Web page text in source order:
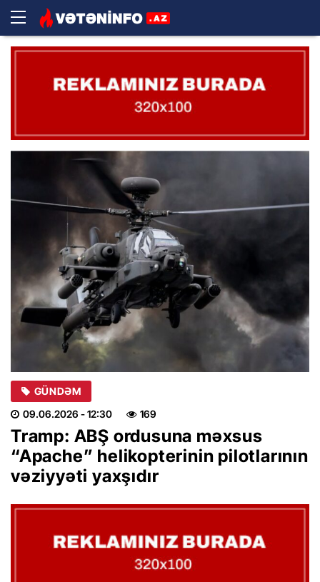
GÜNDƏM
09.06.2026 - 12:30 169
Tramp: ABŞ ordusuna məxsus
“Apache” helikopterinin pilotlarının
vəziyyəti yaxşıdır